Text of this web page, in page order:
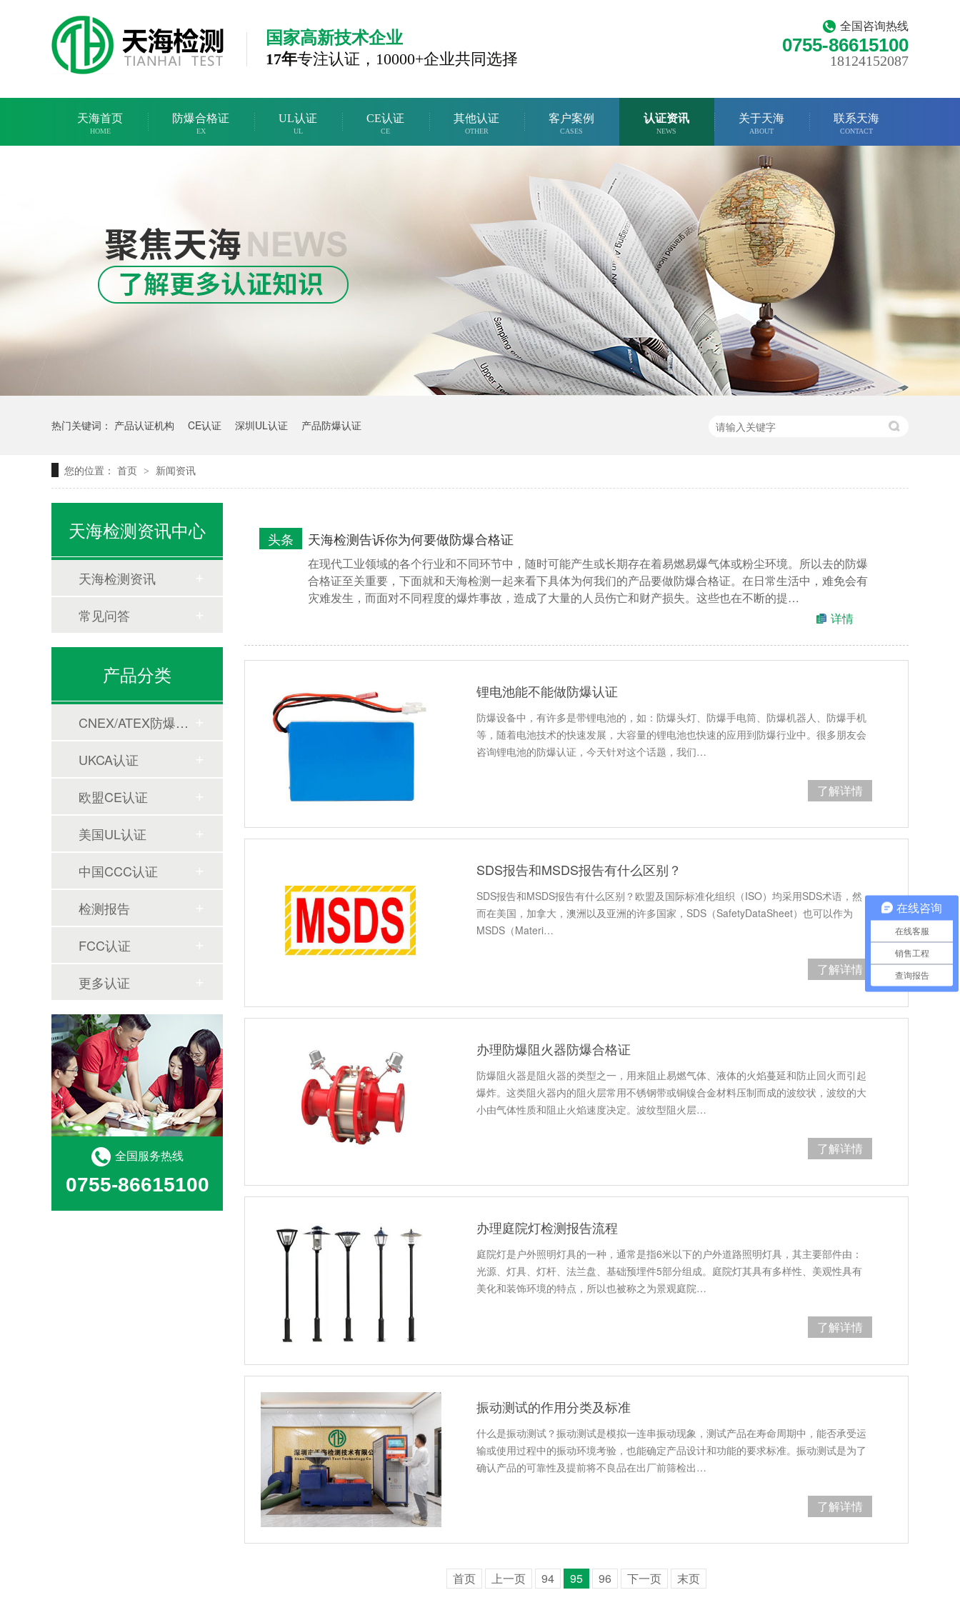
全国咨询热线
0755-86615100
18124152087
国家高新技术企业
17年专注认证， 10000+企业共同选择
天海首页
HOME
防爆合格证
EX
UL认证
UL
CE认证
CE
其他认证
OTHER
客户案例
CASES
认证资讯
NEWS
关于天海
ABOUT
联系天海
CONTACT
热门关键词： 产品认证机构 CE认证 深圳UL认证 产品防爆认证
您的位置： 首页 > 新闻资讯
天海检测告诉你为何要做防爆合格证
头条
在现代工业领域的各个行业和不同环节中，随时可能产生或长期存在着易燃易爆气体或粉尘环境。所以去的防爆
合格证至关重要，下面就和天海检测一起来看下具体为何我们的产品要做防爆合格证。在日常生活中，难免会有
灾难发生，而面对不同程度的爆炸事故，造成了大量的人员伤亡和财产损失。这些也在不断的提…
详情
锂电池能不能做防爆认证
防爆设备中，有许多是带锂电池的，如：防爆头灯、防爆手电筒、防爆机器人、防爆手机
等，随着电池技术的快速发展，大容量的锂电池也快速的应用到防爆行业中。很多朋友会
咨询锂电池的防爆认证，今天针对这个话题，我们…
了解详情
SDS报告和MSDS报告有什么区别？
SDS报告和MSDS报告有什么区别？欧盟及国际标准化组织（ISO）均采用SDS术语，然
而在美国，加拿大，澳洲以及亚洲的许多国家，SDS（SafetyDataSheet）也可以作为
MSDS（Materi…
了解详情
办理防爆阻火器防爆合格证
防爆阻火器是阻火器的类型之一，用来阻止易燃气体、液体的火焰蔓延和防止回火而引起
爆炸。这类阻火器内的阻火层常用不锈钢带或铜镍合金材料压制而成的波纹状，波纹的大
小由气体性质和阻止火焰速度决定。波纹型阻火层…
了解详情
办理庭院灯检测报告流程
庭院灯是户外照明灯具的一种，通常是指6米以下的户外道路照明灯具，其主要部件由：
光源、灯具、灯杆、法兰盘、基础预埋件5部分组成。庭院灯其具有多样性、美观性具有
美化和装饰环境的特点，所以也被称之为景观庭院…
了解详情
振动测试的作用分类及标准
什么是振动测试？振动测试是模拟一连串振动现象，测试产品在寿命周期中，能否承受运
输或使用过程中的振动环境考验，也能确定产品设计和功能的要求标准。振动测试是为了
确认产品的可靠性及提前将不良品在出厂前筛检出…
了解详情
首页 上一页 94 95 96 下一页 末页
天海检测资讯中心
天海检测资讯
常见问答
产品分类
CNEX/ATEX防爆合格证
UKCA认证
欧盟CE认证
美国UL认证
中国CCC认证
检测报告
FCC认证
更多认证
全国服务热线
0755-86615100
在线咨询
在线客服
销售工程
查询报告